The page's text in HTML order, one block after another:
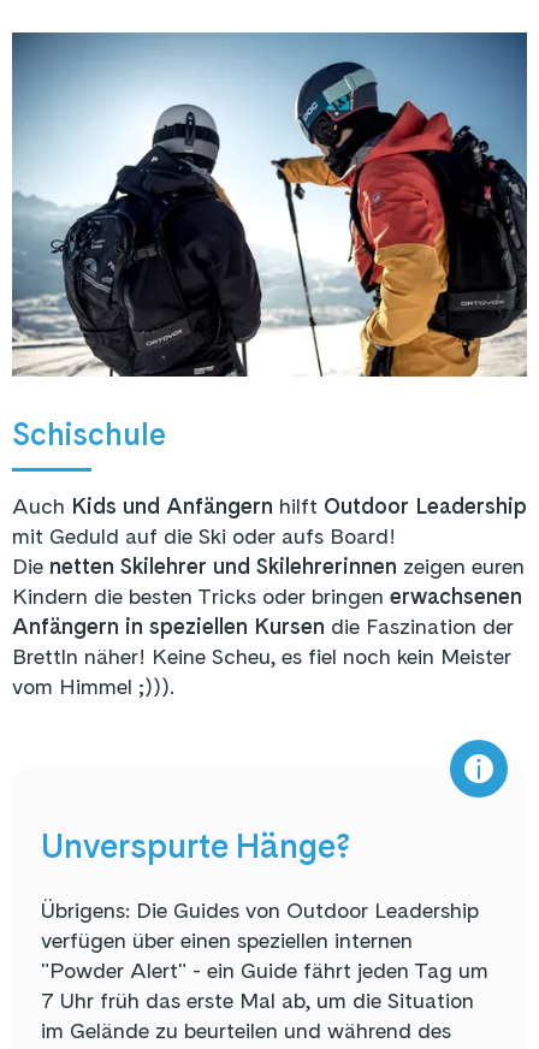
Schischule
Auch Kids und Anfängern hilft Outdoor Leadership
mit Geduld auf die Ski oder aufs Board!
Die netten Skilehrer und Skilehrerinnen zeigen euren
Kindern die besten Tricks oder bringen erwachsenen
Anfängern in speziellen Kursen die Faszination der
Brettln näher! Keine Scheu, es fiel noch kein Meister
vom Himmel ;))).
Unverspurte Hänge?
Übrigens: Die Guides von Outdoor Leadership
verfügen über einen speziellen internen
"Powder Alert" - ein Guide fährt jeden Tag um
7 Uhr früh das erste Mal ab, um die Situation
im Gelände zu beurteilen und während des